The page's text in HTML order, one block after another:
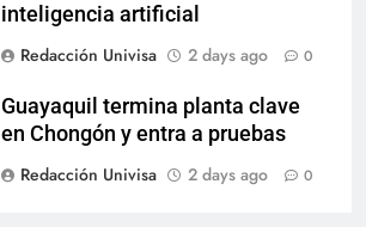
inteligencia artificial
Redacción Univisa
2 days ago 0
Guayaquil termina planta clave
en Chongón y entra a pruebas
Redacción Univisa
2 days ago 0